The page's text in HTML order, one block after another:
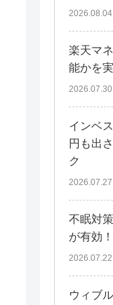
2026.08.04
楽天マ
能かを
2026.07.30
インベ
円も出
ク
2026.07.27
不眠対
が有効
2026.07.22
ウィブ